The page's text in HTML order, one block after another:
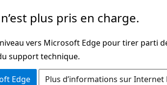
plus pris en charge.
vers Microsoft Edge pour tirer parti
support technique.
Edge Plus d’informations sur